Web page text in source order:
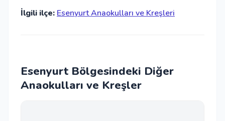
İlgili ilçe: Esenyurt Anaokulları ve Kreşleri
Esenyurt Bölgesindeki Diğer
Anaokulları ve Kreşler